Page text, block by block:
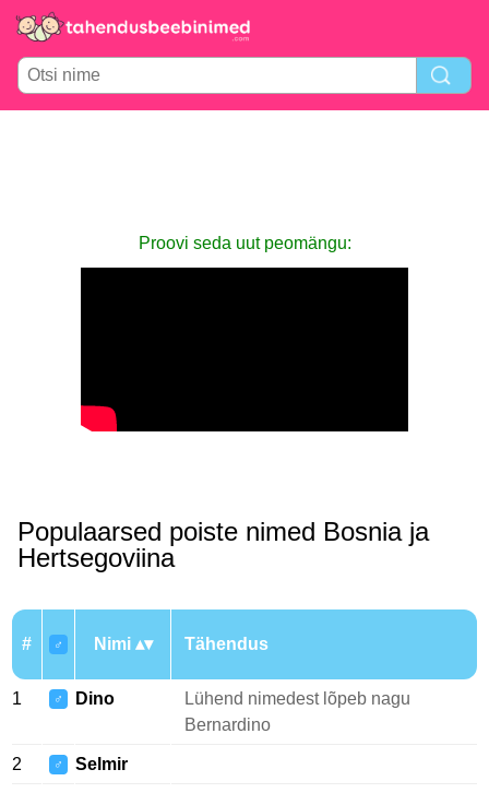
Proovi seda uut peomängu:
Populaarsed poiste nimed Bosnia ja
Hertsegoviina
# ♂ Nimi Tähendus
1 ♂ Dino
Lühend nimedest lõpeb nagu
Bernardino
2 ♂ Selmir